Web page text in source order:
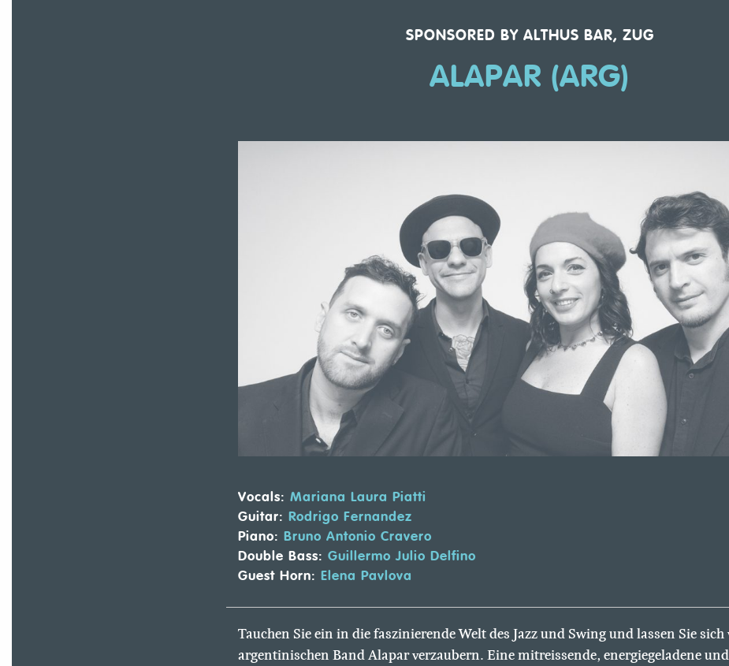
SPONSORED BY ALTHUS BAR, ZUG
ALAPAR (ARG)
Vocals: Mariana Laura Piatti
Guitar:
Rodrigo Fernandez
Piano: Bruno Antonio Cravero
Double Bass: Guillermo Julio Delfino
Guest Horn:
Elena Pavlova
Tauchen Sie ein in die faszinierende Welt des Jazz und Swing und lassen Sie sich
argentinischen Band Alapar verzaubern. Eine mitreissende, energiegeladene und